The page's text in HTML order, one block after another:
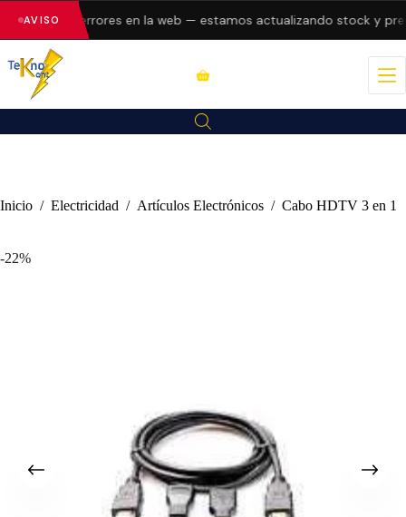
AVISO errores en la web — estamos actualizando stock y
Inicio / Electricidad / Artículos Electrónicos / Cabo HDTV 3 en 1
-22%